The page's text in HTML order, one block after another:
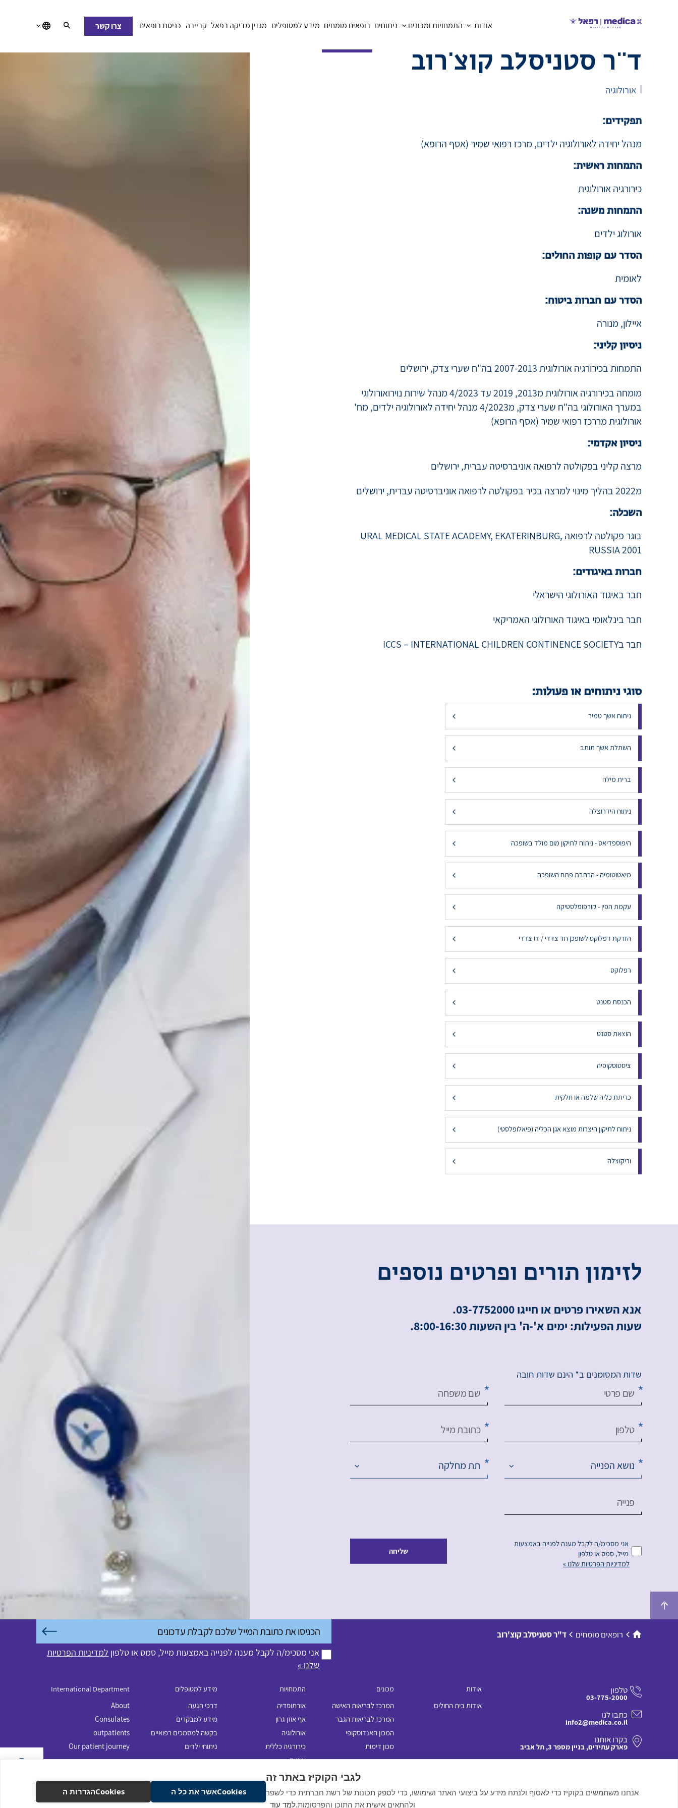
לגבי הקוקיז באתר זה
אנחנו משתמשים בקוקיז כדי לאסוף ולנתח מידע על ביצועי האתר ושימושו, כדי לספק תכונות של רשת חברתית כדי לשפר
ולהתאים אישית את התוכן והפרסומות.למד עוד
Cookiesאשר את כל ה Cookiesהגדרות ה
אודות התמחויות ומכונים ניתוחים רופאים מומחים מידע למטופלים מגזין מדיקה רפאל קריירה כניסת רופאים צרו קשר
חזרה
ד"ר סטניסלב קוצ'רוב
אורולוגיה
תפקידים:
מנהל יחידה לאורולוגיה ילדים, מרכז רפואי שמיר (אסף הרופא)
התמחות ראשית:
כירורגיה אורולוגית
התמחות משנה:
אורולוג ילדים
הסדר עם קופות החולים:
לאומית
הסדר עם חברות ביטוח:
איילון, מנורה
ניסיון קליני:
התמחות בכירורגיה אורולוגית 2007-2013 בה"ח שערי צדק, ירושלים
אורולוגית מררכז רפואי שמיר (אסף הרופא)
ניסיון אקדמי:
מרצה קליני בפקולטה לרפואה אוניברסיטה עברית, ירושלים
מ2022 בהליך מינוי למרצה בכיר בפקולטה לרפואה אוניברסיטה עברית, ירושלים
השכלה:
RUSSIA 2001
חברות באיגודים:
חבר באיגוד האורולוגי הישראלי
חבר בינלאומי באיגוד האורולוגי האמריקאי
סוגי ניתוחים או פעולות:
ניתוח אשך טמיר
השתלת אשך תותב
ברית מילה
ניתוח הידרוצלה
היפוספדיאס - ניתוח לתיקון מום מולד בשופכה
מיאטוטומיה - הרחבת פתח השופכה
עקמת הפין - קורפופלסטיקה
הזרקת דפלוקס לשופכן חד צדדי / דו צדדי
רפלוקס
הכנסת סטנט
הוצאת סטנט
ציסטוסקופיה
כריתת כליה שלמה או חלקית
ניתוח לתיקון היצרות מוצא אגן הכליה (פיאלופלסטי)
לזימון תורים ופרט ים
שדות המסומנים ב* הינם שדות חובה
שלנו »
טלפון
03-775-2000
כתבו לנו
info2@medica.co.il
מכונים
המרכז לבריאות האישה
המרכז לבריאות הגבר
המכון האנדוסקופי
התמחויות
אורתופדיה
אף אוזן גרון
אורולוגיה
כירורגיה כללית
פלסטיקה
מידע למטופלים
דרכי הגעה
מידע למבקרים
בקשה למסמכים רפואיים
International Department
About
Consulates
outpatients